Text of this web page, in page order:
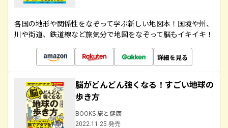
各国の地形や関係性をなぞって学ぶ新しい地図本！国境や州、
川や街道、鉄道線など旅気分で地図をなぞって脳もイキイキ！
詳細を見る
脳がどんどん強くなる！すごい地球の
歩き方
BOOKS 旅と健康
2022.11.25 発売